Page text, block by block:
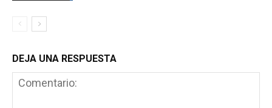
DEJA UNA RESPUESTA